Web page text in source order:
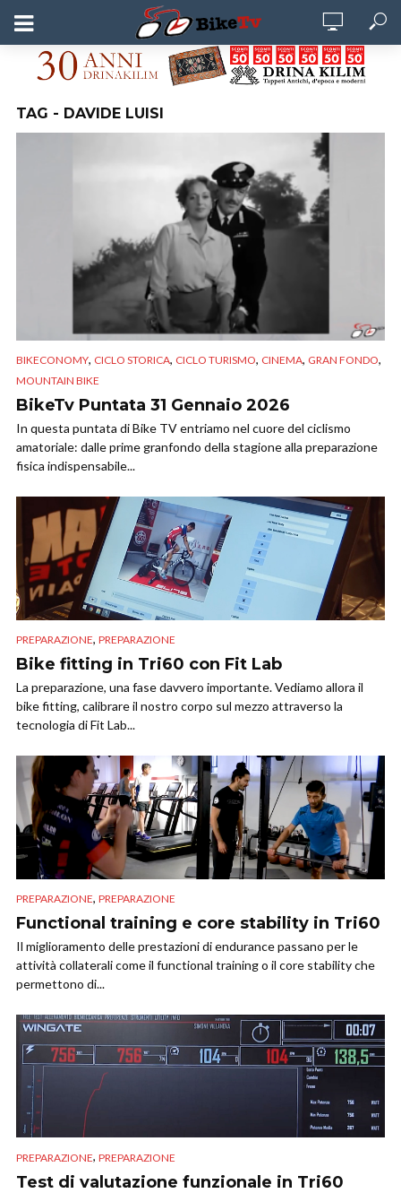
TAG - DAVIDE LUISI
BIKECONOMY, CICLO STORICA, CICLO TURISMO, CINEMA, GRAN FONDO,
MOUNTAIN BIKE
BikeTv Puntata 31 Gennaio 2026
In questa puntata di Bike TV entriamo nel cuore del ciclismo
amatoriale: dalle prime granfondo della stagione alla preparazione
fisica indispensabile...
PREPARAZIONE, PREPARAZIONE
Bike fitting in Tri60 con Fit Lab
La preparazione, una fase davvero importante. Vediamo allora il
bike fitting, calibrare il nostro corpo sul mezzo attraverso la
tecnologia di Fit Lab...
PREPARAZIONE, PREPARAZIONE
Functional training e core stability in Tri60
Il miglioramento delle prestazioni di endurance passano per le
attività collaterali come il functional training o il core stability che
permettono di...
PREPARAZIONE, PREPARAZIONE
Test di valutazione funzionale in Tri60